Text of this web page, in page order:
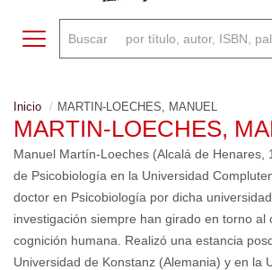
Toggle navigation
Inicio MARTIN-LOECHES, MANUEL
MARTIN-LOECHES,
Manuel Martín-Loeches (Alcalá de Henares,
de Psicobiología en la Universidad
doctor en Psicobiología por dicha
investigación siempre han girado en torno al
cognición humana. Realizó una estancia
Universidad de Konstanz (Alemania) y en la